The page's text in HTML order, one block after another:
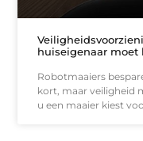
huiseigenaar moet
Robotmaaiers
kort, maar veiligheid
u een maaier kiest